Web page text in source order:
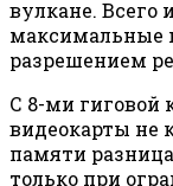
вулкане. Всего
максимальные
разрешением
С 8-ми гиговой
видеокарты не
памяти
только при